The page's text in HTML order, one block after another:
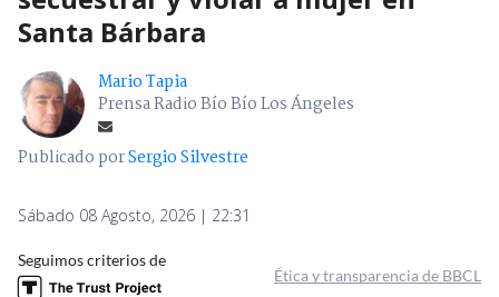
Santa Bárbara
Mario Tapia
Prensa Radio Bío Bío Los Ángeles
Publicado porSergio Silvestre
Sábado 08 Agosto, 2026 | 22:31
Seguimos criterios de
Ética y transparencia de BBCL